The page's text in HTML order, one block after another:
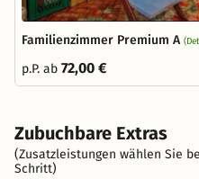
Familienzimmer Premium A
p.P. ab 72,00 €
Zubuchbare Extras
(Zusatzleistungen wählen Sie
Schritt)